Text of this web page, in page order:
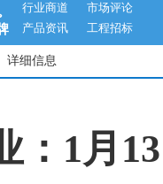
行业商道
市场评论
产品资讯
工程招标
详细信息
：1月